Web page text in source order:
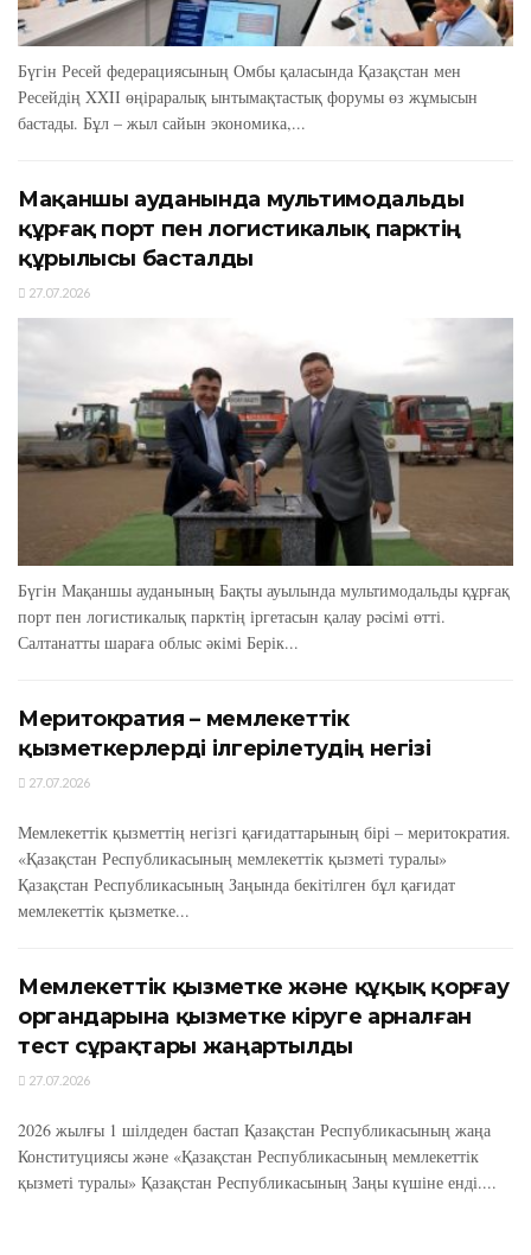
Бүгін Ресей федерациясының Омбы қаласында Қазақстан мен
Ресейдің XXIІ өңіраралық ынтымақтастық форумы өз жұмысын
бастады. Бұл – жыл сайын экономика,...
Мақаншы ауданында мультимодальды
құрғақ порт пен логистикалық парктің
құрылысы басталды
27.07.2026
Бүгін Мақаншы ауданының Бақты ауылында мультимодальды құрғақ
порт пен логистикалық парктің іргетасын қалау рәсімі өтті.
Салтанатты шараға облыс әкімі Берік...
Меритократия – мемлекеттік
қызметкерлерді ілгерілетудің негізі
27.07.2026
Мемлекеттік қызметтің негізгі қағидаттарының бірі – меритократия.
«Қазақстан Республикасының мемлекеттік қызметі туралы»
Қазақстан Республикасының Заңында бекітілген бұл қағидат
мемлекеттік қызметке...
Мемлекеттік қызметке және құқық қорғау
органдарына қызметке кіруге арналған
тест сұрақтары жаңартылды
27.07.2026
2026 жылғы 1 шілдеден бастап Қазақстан Республикасының жаңа
Конституциясы және «Қазақстан Республикасының мемлекеттік
қызметі туралы» Қазақстан Республикасының Заңы күшіне енді....